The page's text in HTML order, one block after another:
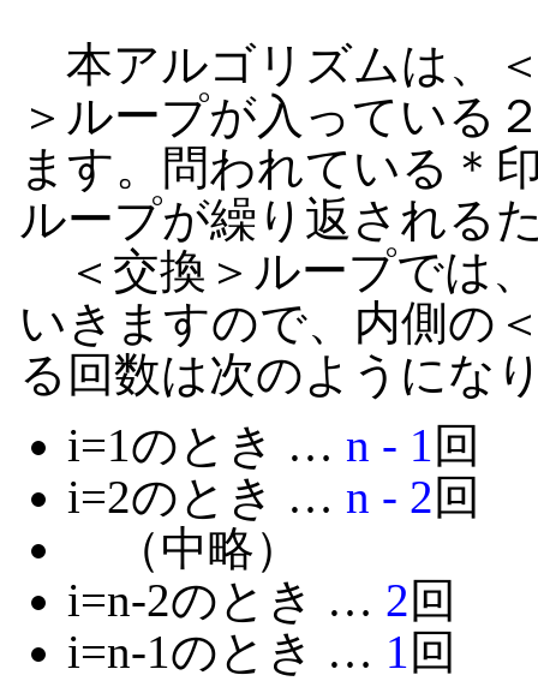
本アルゴリズムは、
＞ループが入っている
ます。問われている＊
ループが繰り返される
＜交換＞ループでは
いきますので、内側の
る回数は次のようにな
i=1のとき … n - 1 回
i=2のとき … n - 2回
（中略）
i=n-2のとき … 2回
i=n-1のとき … 1 回